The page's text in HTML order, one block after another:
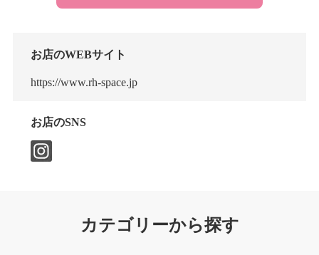
お店のWEBサイト
https://www.rh-space.jp
お店のSNS
カテゴリーから探す